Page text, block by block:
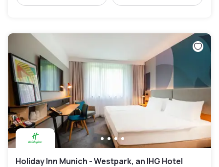
Holiday Inn Munich - Westpark, an IHG Hotel